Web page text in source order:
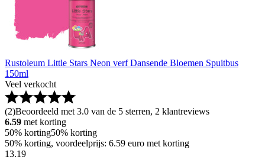
Rustoleum Little Stars Neon verf Dansende Bloemen Spuitbus
150ml
Veel verkocht
(2)Beoordeeld met 3.0 van de 5 sterren, 2 klantreviews
6.59 met korting
50% korting50% korting
50% korting, voordeelprijs: 6.59 euro met korting
13.19